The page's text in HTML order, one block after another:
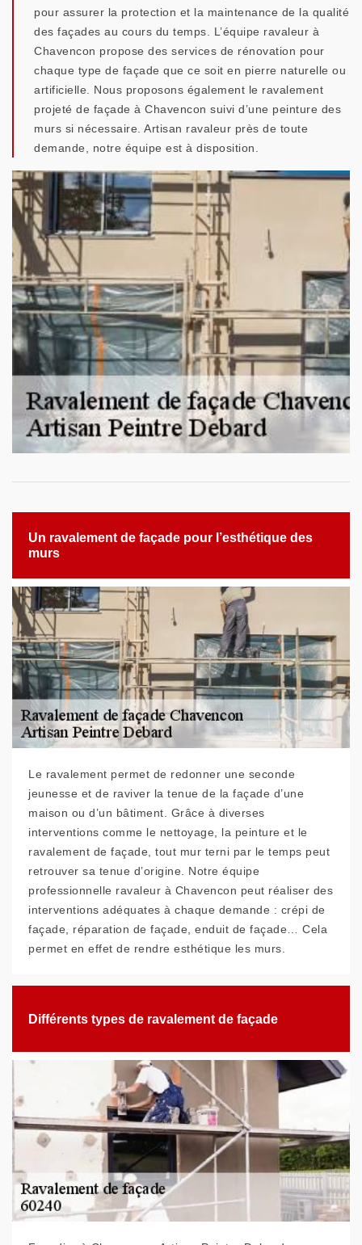
pour assurer la protection et la maintenance de la qualité
des façades au cours du temps. L’équipe ravaleur à
Chavencon propose des services de rénovation pour
chaque type de façade que ce soit en pierre naturelle ou
artificielle. Nous proposons également le ravalement
projeté de façade à Chavencon suivi d’une peinture des
murs si nécessaire. Artisan ravaleur près de toute
demande, notre équipe est à disposition.
Un ravalement de façade pour l’esthétique des
murs
Le ravalement permet de redonner une seconde
jeunesse et de raviver la tenue de la façade d’une
maison ou d’un bâtiment. Grâce à diverses
interventions comme le nettoyage, la peinture et le
ravalement de façade, tout mur terni par le temps peut
retrouver sa tenue d’origine. Notre équipe
professionnelle ravaleur à Chavencon peut réaliser des
interventions adéquates à chaque demande : crépi de
façade, réparation de façade, enduit de façade… Cela
permet en effet de rendre esthétique les murs.
Différents types de ravalement de façade